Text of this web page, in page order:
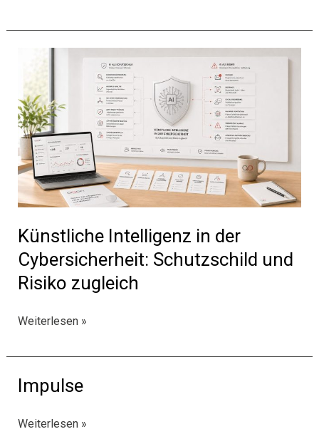
Kundenservice:
und
virtuelle
Assistenten
die
Kundenzufriedenheit
steigern
Künstliche Intelligenz in der
Cybersicherheit: Schutzschild und
Risiko zugleich
Künstliche
in
Cybersicherheit:
und
Weiterlesen »
Impulse
Impulse
Weiterlesen »